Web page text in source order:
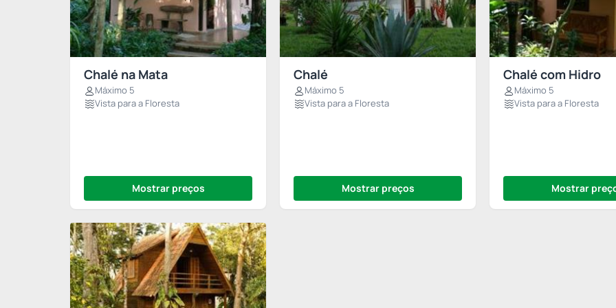
Chalé na Mata
Máximo 5
Vista para a Floresta
Mostrar preços
Chalé
Máximo 5
Vista para a Floresta
Mostrar preços
Chalé com Hidro
Máximo 5
Vista para a Floresta
Mostrar